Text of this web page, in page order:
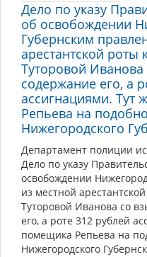
Дело по указу
об освобождении
Губернским
арестантской
Туторовой
содержание его, а
ассигнациями. Тут
Репьева на
Нижегородского
Департамент полиции
Дело по указу
освобождении
из местной
Туторовой Иванова со
его, а роте 312 рублей
помещика Репьева на
Нижегородского